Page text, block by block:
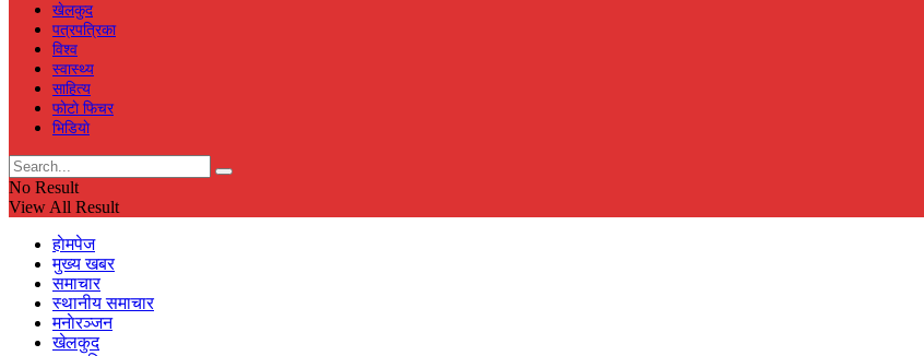
खेलकुद
पत्रपत्रिका
विश्व
स्वास्थ्य
साहित्य
फाेटाे फिचर
भिडियाे
No Result
View All Result
हाेमपेज
मुख्य खबर
समाचार
स्थानीय समाचार
मनाेरञ्जन
खेलकुद